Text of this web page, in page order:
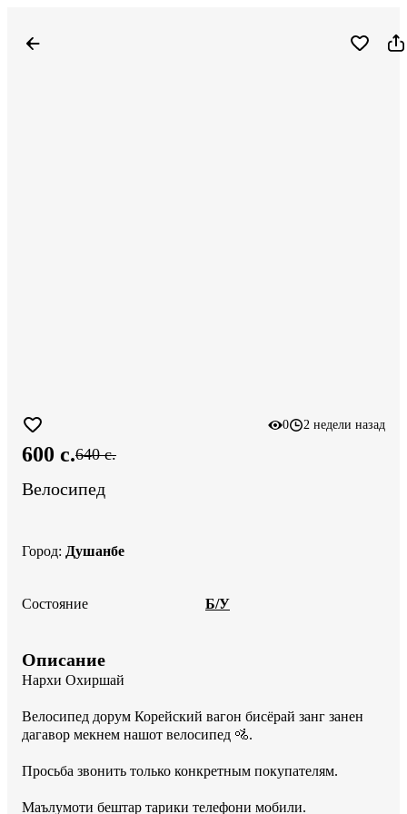
0 2 недели назад
600 c.640 c.
Велосипед
Город: Душанбе
Состояние Б/У
Описание
Нархи Охиршай
Велосипед дорум Корейский вагон бисёрай занг занен
дагавор мекнем нашот велосипед 🚵.
Просьба звонить только конкретным покупателям.
Маълумоти бештар тарики телефони мобили.